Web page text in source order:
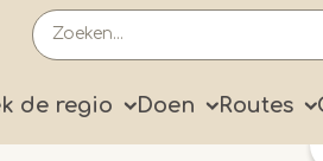
de regio Doen Routes